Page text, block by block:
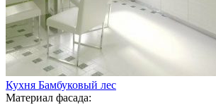
Кухня Бамбуковый лес
Материал фасада: